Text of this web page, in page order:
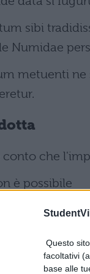
Questo
facoltativi
base alle
sibi
Numidae
metuenti ne
che
è possibile
D'altra parte
a lui
Zama e